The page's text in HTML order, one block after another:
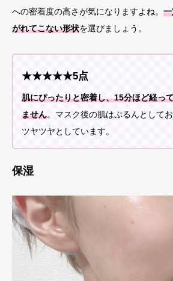
への密着度の高さが気になりますよね。
がれてこない形状を選びましょう。
★★★★★5点
肌にぴったりと密着し、15分ほど経っ
ません。マスク後の肌はぷるんとして
ツヤツヤとしています。
保湿